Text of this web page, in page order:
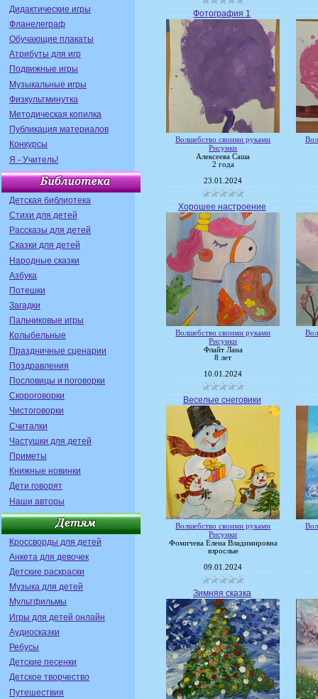
Дидактические игры
Фланелеграф
Обучающие плакаты
Атрибуты для игр
Подвижные игры
Музыкальные игры
Физкультминутка
Методическая копилка
Публикация материалов
Конкурсы
Я - Учитель!
Детская библиотека
Стихи для детей
Рассказы для детей
Сказки для детей
Народные сказки
Азбука
Потешки
Загадки
Пальчиковые игры
Колыбельные
Праздничные сценарии
Поздравления
Пословицы и поговорки
Скороговорки
Чистоговорки
Считалки
Частушки для детей
Приметы
Книжные новинки
Дети говорят
Наши авторы
Кроссворды для детей
Анкета для девочек
Детские раскраски
Музыка для детей
Мультфильмы
Игры для детей онлайн
Аудиосказки
Ребусы
Детские песенки
Детское творчество
Путешествия
Фотография 1
Волшебство своими руками
Рисунки
Алексеева Саша
2 года
23.01.2024
Хорошее настроение
Волшебство своими руками
Рисунки
Флайт Лана
8 лет
10.01.2024
Веселые снеговики
Волшебство своими руками
Рисунки
Фомичева Елена Владимировна
взрослые
09.01.2024
Зимняя сказка